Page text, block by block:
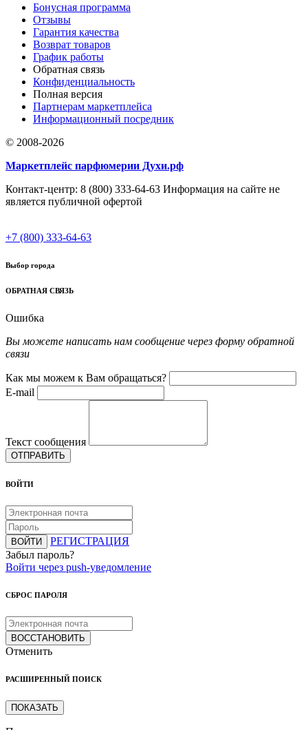
Бонусная программа
Отзывы
Гарантия качества
Возврат товаров
График работы
Обратная связь
Конфиденциальность
Полная версия
Партнерам маркетплейса
Информационный посредник
© 2008-2026
Маркетплейс парфюмерии Духи.рф
Контакт-центр: 8 (800) 333-64-63 Информация на сайте не
является публичной офертой
+7 (800) 333-64-63
Выбор города
ОБРАТНАЯ СВЯЗЬ
Ошибка
Вы можете написать нам сообщение через форму обратной
связи
Как мы можем к Вам обращаться?
E-mail
Текст сообщения
ОТПРАВИТЬ
ВОЙТИ
ВОЙТИ
РЕГИСТРАЦИЯ
Забыл пароль?
Войти через push-уведомление
СБРОС ПАРОЛЯ
ВОССТАНОВИТЬ
Отменить
РАСШИРЕННЫЙ ПОИСК
ПОКАЗАТЬ